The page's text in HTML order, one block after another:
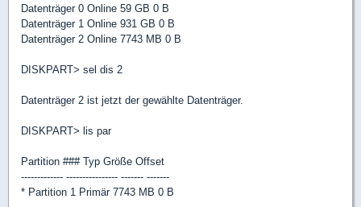
Datenträger 0 Online 59 GB 0 B
Datenträger 1 Online 931 GB 0 B
Datenträger 2 Online 7743 MB 0 B
DISKPART> sel dis 2
Datenträger 2 ist jetzt der gewählte Datenträger.
DISKPART> lis par
Partition ### Typ Größe Offset
------------- ---------------- ------- -------
* Partition 1 Primär 7743 MB 0 B